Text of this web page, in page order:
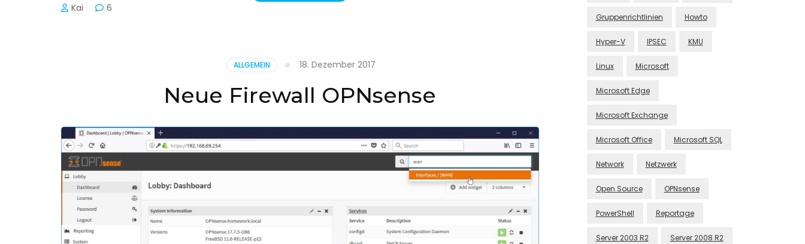
Kai 6
ALLGEMEIN 18. Dezember 2017
Neue Firewall OPNsense
Gruppenrichtlinien Howto
Hyper-V IPSEC KMU
Linux Microsoft
Microsoft Edge
Microsoft Exchange
Microsoft Office Microsoft SQL
Network Netzwerk
Open Source OPNsense
PowerShell Reportage
Server 2003 R2 Server 2008 R2